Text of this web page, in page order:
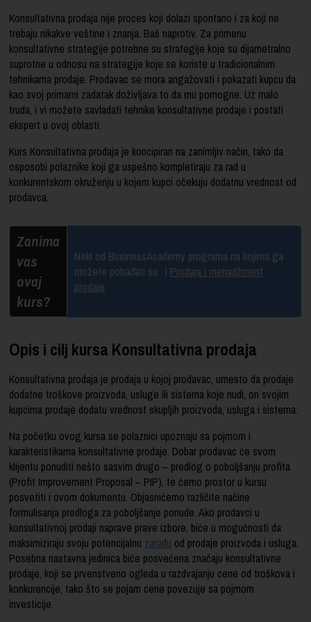
Konsultativna prodaja nije proces koji dolazi spontano i za koji ne
trebaju nikakve veštine i znanja. Baš naprotiv. Za primenu
konsultativne strategije potrebne su strategije koje su dijametralno
suprotne u odnosu na strategije koje se koriste u tradicionalnim
tehnikama prodaje. Prodavac se mora angažovati i pokazati kupcu da
kao svoj primarni zadatak doživljava to da mu pomogne. Uz malo
truda, i vi možete savladati tehnike konsultativne prodaje i postati
ekspert u ovoj oblasti.
Kurs Konsultativna prodaja je koncipiran na zanimljiv način, tako da
osposobi polaznike koji ga uspešno kompletiraju za rad u
konkurentskom okruženju u kojem kupci očekuju dodatnu vrednost od
prodavca.
Zanima
vas
ovaj
kurs?
Neki od BusinessAcademy programa na kojima ga
možete pohađati su: i Prodaja i menadžment
prodaje.
Opis i cilj kursa Konsultativna prodaja
Konsultativna prodaja je prodaja u kojoj prodavac, umesto da prodaje
dodatne troškove proizvoda, usluge ili sistema koje nudi, on svojim
kupcima prodaje dodatu vrednost skupljih proizvoda, usluga i sistema.
Na početku ovog kursa se polaznici upoznaju sa pojmom i
karakteristikama konsultativne prodaje. Dobar prodavac će svom
klijentu ponuditi nešto sasvim drugo – predlog o poboljšanju profita
(Profit Improvement Proposal – PIP), te ćemo prostor u kursu
posvetiti i ovom dokumentu. Objasnićemo različite načine
formulisanja predloga za poboljšanje ponude. Ako prodavci u
konsultativnoj prodaji naprave prave izbore, biće u mogućnosti da
maksimiziraju svoju potencijalnu zaradu od prodaje proizvoda i usluga.
Posebna nastavna jedinica biće posvećena značaju konsultativne
prodaje, koji se prvenstveno ogleda u razdvajanju cene od troškova i
konkurencije, tako što se pojam cene povezuje sa pojmom
investicije.